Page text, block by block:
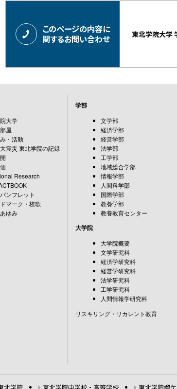
このページの内容に
関するお問い合わせ
東北学院大学
大学
屋
・活動
震災 東北学院の記録
Research
ンフレット
マーク・校歌
ゆみ
学部
文学部
経済学部
経営学部
法学部
工学部
地域総合学部
情報学部
人間科学部
国際学部
教養学部
教養教育センター
大学院
大学院概要
文学研究科
経済学研究科
経営学研究科
法学研究科
工学研究科
人間情報学研究科
リスキリング・リカレント教育
北学院 東北学院中学校・高等学校 東北学院榴